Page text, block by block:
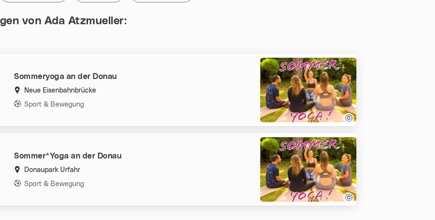
von Ada Atzmueller:
Sommeryoga an der Donau
Neue Eisenbahnbrücke
Kategorien:
Sport & Bewegung
Sommer*Yoga an der Donau
Donaupark Urfahr
Kategorien:
Sport & Bewegung